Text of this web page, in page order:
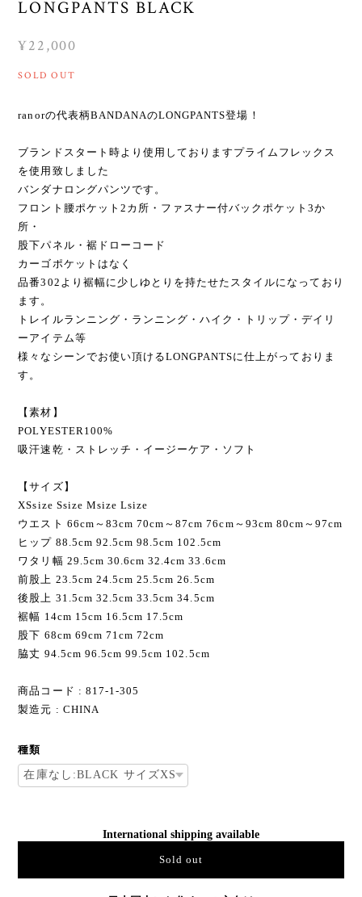
LONGPANTS BLACK
¥22,000
SOLD OUT
ranorの代表柄BANDANAのLONGPANTS登場！
ブランドスタート時より使用しておりますプライムフレックス
を使用致しました
バンダナロングパンツです。
フロント腰ポケット2カ所・ファスナー付バックポケット3か
所・
股下パネル・裾ドローコード
カーゴポケットはなく
品番302より裾幅に少しゆとりを持たせたスタイルになっており
ます。
トレイルランニング・ランニング・ハイク・トリップ・デイリ
ーアイテム等
様々なシーンでお使い頂けるLONGPANTSに仕上がっておりま
す。
【素材】
POLYESTER100%
吸汗速乾・ストレッチ・イージーケア・ソフト
【サイズ】
XSsize Ssize Msize Lsize
ウエスト 66cm～83cm 70cm～87cm 76cm～93cm 80cm～97cm
ヒップ 88.5cm 92.5cm 98.5cm 102.5cm
ワタリ幅 29.5cm 30.6cm 32.4cm 33.6cm
前股上 23.5cm 24.5cm 25.5cm 26.5cm
後股上 31.5cm 32.5cm 33.5cm 34.5cm
裾幅 14cm 15cm 16.5cm 17.5cm
股下 68cm 69cm 71cm 72cm
脇丈 94.5cm 96.5cm 99.5cm 102.5cm
商品コード : 817-1-305
製造元 : CHINA
種類
International shipping available
Sold out